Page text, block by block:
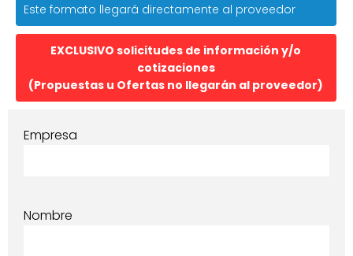
Este formato llegará directamente al proveedor
EXCLUSIVO solicitudes de información y/o
cotizaciones
(Propuestas u Ofertas no llegarán al proveedor)
Empresa
Nombre